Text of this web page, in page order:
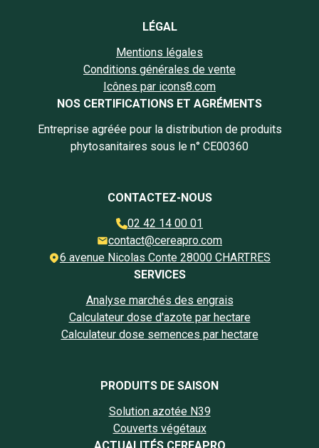
LÉGAL
Mentions légales
Conditions générales de vente
Icônes par icons8.com
NOS CERTIFICATIONS ET AGRÉMENTS
Entreprise agréée pour la distribution de produits
phytosanitaires sous le n° CE00360
CONTACTEZ-NOUS
02 42 14 00 01
contact@cereapro.com
6 avenue Nicolas Conte 28000 CHARTRES
SERVICES
Analyse marchés des engrais
Calculateur dose d'azote par hectare
Calculateur dose semences par hectare
PRODUITS DE SAISON
Solution azotée N39
Couverts végétaux